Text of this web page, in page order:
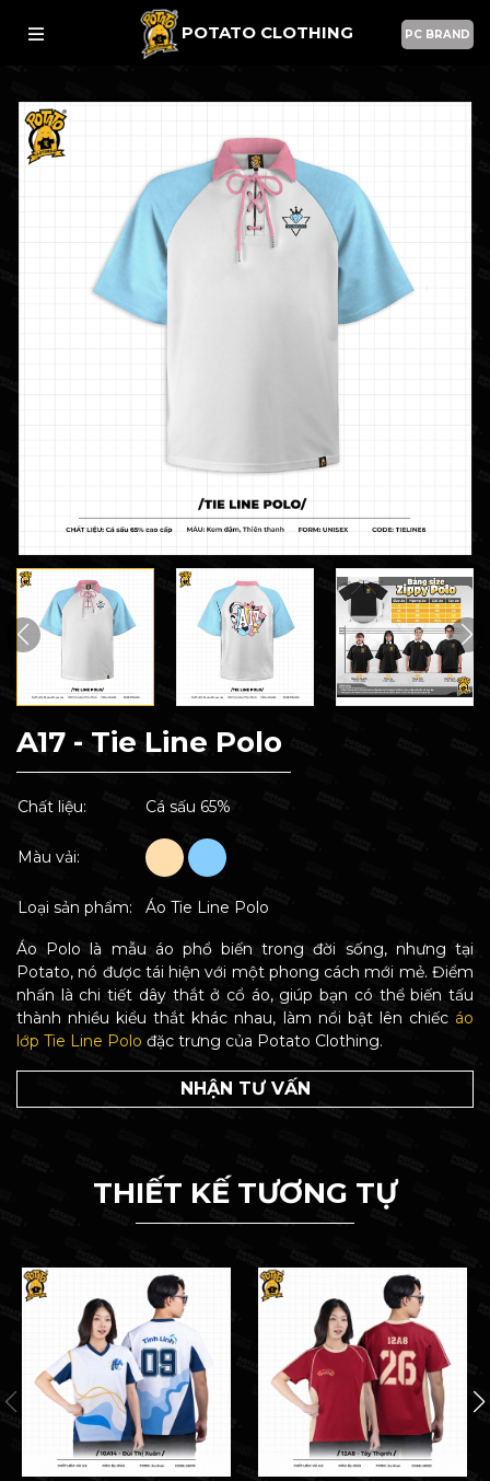
POTATO CLOTHING PC BRAND
A17 - Tie Line Polo
Chất liệu: Cá sấu 65%
Màu vải:
Loại sản phẩm: Áo Tie Line Polo
Áo Polo là mẫu áo phổ biến trong đời sống, nhưng tại
Potato, nó được tái hiện với một phong cách mới mẻ. Điểm
nhấn là chi tiết dây thắt ở cổ áo, giúp bạn có thể biến tấu
thành nhiều kiểu thắt khác nhau, làm nổi bật lên chiếc áo
lớp Tie Line Polo đặc trưng của Potato Clothing.
NHẬN TƯ VẤN
THIẾT KẾ TƯƠNG TỰ